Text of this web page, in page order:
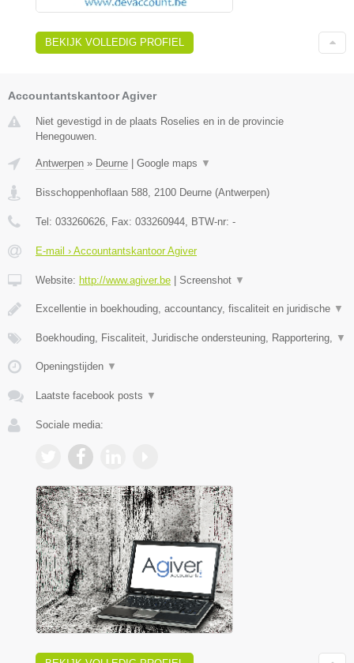
BEKIJK VOLLEDIG PROFIEL
Accountantskantoor Agiver
Niet gevestigd in de plaats Roselies en in de provincie
Henegouwen.
Antwerpen » Deurne Google maps ▼
Bisschoppenhoflaan 588, 2100 Deurne (Antwerpen)
Tel: 033260626, Fax: 033260944, BTW-nr: -
E-mail › Accountantskantoor Agiver
Website: http://www.agiver.be Screenshot ▼
Excellentie in boekhouding, accountancy, fiscaliteit en juridische ▼
Boekhouding, Fiscaliteit, Juridische ondersteuning, Rapportering, ▼
Openingstijden ▼
Laatste facebook posts ▼
Sociale media: